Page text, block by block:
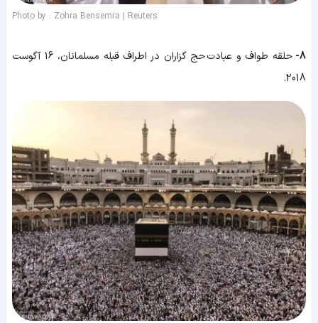
Photo by : Zohra Bensemra | Reuters
8-
حلقه طواف و عبادت حج گزاران در اطراف قبله مسلمانان، 16 آگوست
2018.